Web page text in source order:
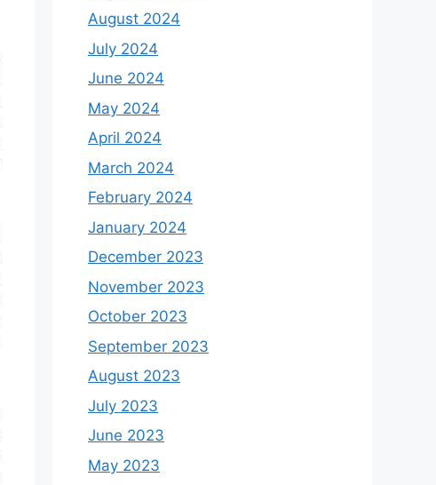
August 2024
July 2024
June 2024
May 2024
April 2024
March 2024
February 2024
January 2024
December 2023
November 2023
October 2023
September 2023
August 2023
July 2023
June 2023
May 2023